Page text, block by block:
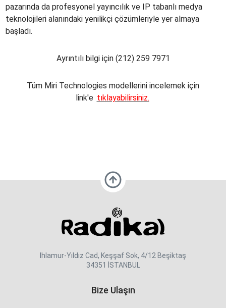
pazarında da profesyonel yayıncılık ve IP tabanlı medya
teknolojileri alanındaki yenilikçi çözümleriyle yer almaya
başladı.
Ayrıntılı bilgi için (212) 259 7971
Tüm Miri Technologies modellerini incelemek için
link'e tıklayabilirsiniz.
Ihlamur-Yıldız Cad, Keşşaf Sok, 4/12 Beşiktaş
34351 İSTANBUL
Bize Ulaşın